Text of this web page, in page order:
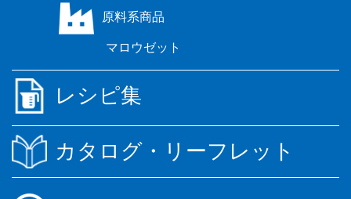
原料系商品
マロウゼット
レシピ集
カタログ・リーフレット